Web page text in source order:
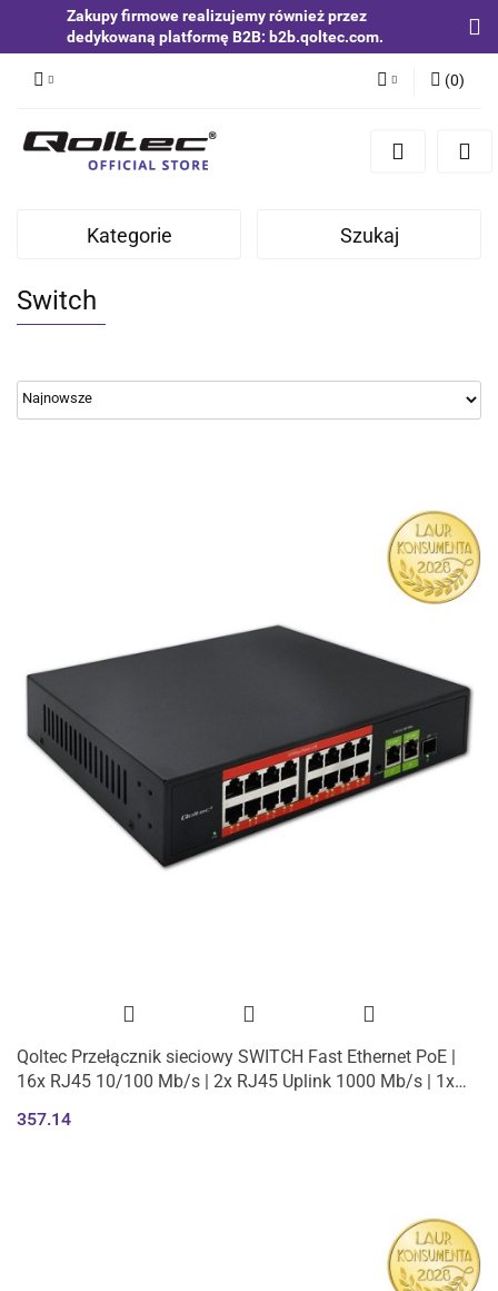
Zakupy firmowe realizujemy również przez
dedykowaną platformę B2B: b2b.qoltec.com.
Zaloguj się
Zgody cookies
(0)
Kategorie Szukaj
Switch
Qoltec Przełącznik sieciowy SWITCH Fast Ethernet PoE |
16x RJ45 10/100 Mb/s | 2x RJ45 Uplink 1000 Mb/s | 1x
357.14